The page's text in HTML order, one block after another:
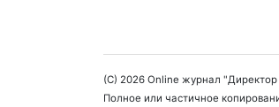
(C) 2026 Online журнал
Полное или частичное